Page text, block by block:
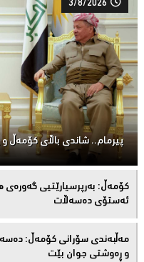
3/8/2026
پیرمام.. شاندی باڵای كۆمه‌ڵ و
كۆمەڵ: بەرپرسیارێتیی گەورەی
ئەستۆی دەسەڵات
مەڵبەندى سۆرانى کۆمەڵ:
و ڕەوشتى جوان بێت